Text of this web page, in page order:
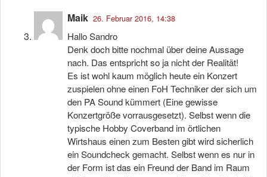
Maik 26. Februar 2016, 14:38
Hallo Sandro
Denk doch bitte nochmal über deine Aussage
nach. Das entspricht so ja nicht der Realität!
Es ist wohl kaum möglich heute ein Konzert
zuspielen ohne einen FoH Techniker der sich um
den PA Sound kümmert (Eine gewisse
Konzertgröße vorrausgesetzt). Selbst wenn die
typische Hobby Coverband im örtlichen
Wirtshaus einen zum Besten gibt wird sicherlich
ein Soundcheck gemacht. Selbst wenn es nur in
der Form ist das ein Freund der Band im Raum